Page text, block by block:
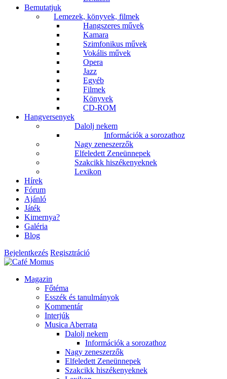
Bemutatjuk
Lemezek, könyvek, filmek
Hangszeres művek
Kamara
Szimfonikus művek
Vokális művek
Opera
Jazz
Egyéb
Filmek
Könyvek
CD-ROM
Hangversenyek
Dalolj nekem
Információk a sorozathoz
Nagy zeneszerzők
Elfeledett Zeneünnepek
Szakcikk hiszékenyeknek
Lexikon
Hírek
Fórum
Ajánló
Játék
Kimernya?
Galéria
Blog
Bejelentkezés Regisztráció
Magazin
Főtéma
Esszék és tanulmányok
Kommentár
Interjúk
Musica Aberrata
Dalolj nekem
Információk a sorozathoz
Nagy zeneszerzők
Elfeledett Zeneünnepek
Szakcikk hiszékenyeknek